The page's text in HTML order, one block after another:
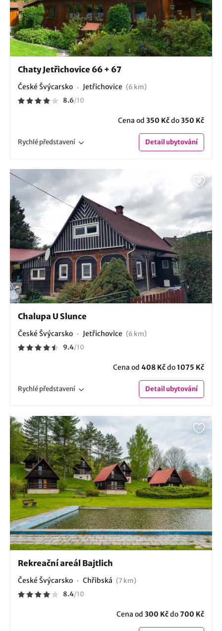
Chaty Jetřichovice 66 + 67
České Švýcarsko Jetřichovice (6 km)
8.6/10
Cena od 350 Kčdo350 Kč
Rychlépředstavení Detailubytování
Chalupa U Slunce
České Švýcarsko Jetřichovice (6 km)
9.4/10
Cena od 408 Kčdo1075 Kč
Rychlépředstavení Detailubytování
Rekreační areál Bajtlich
České Švýcarsko Chřibská (7 km)
8.4/10
Cena od 300 Kčdo700 Kč